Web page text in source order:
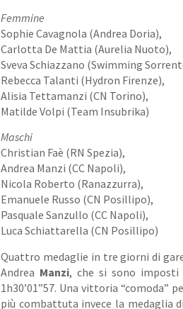
Femmine
Sophie Cavagnola (Andrea Doria),
Carlotta De Mattia (Aurelia Nuoto),
Sveva Schiazzano (Swimming
Rebecca Talanti (Hydron Firenze),
Alisia Tettamanzi (CN Torino),
Matilde Volpi (Team Insubrika)
Maschi
Christian Faè (RN Spezia),
Andrea Manzi (CC Napoli),
Nicola Roberto (Ranazzurra),
Emanuele Russo (CN Posillipo),
Pasquale Sanzullo (CC Napoli),
Luca Schiattarella (CN Posillipo)
Quattro medaglie in tre giorni di
Andrea Manzi, che si sono imposti
1h30’01”57. Una vittoria “comoda”
più combattuta invece la medaglia